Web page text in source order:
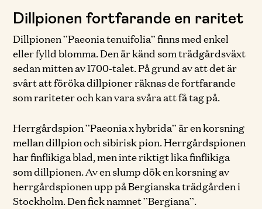
Dillpionen fortfarande en raritet
Dillpionen ”Paeonia tenuifolia” finns med enkel
eller fylld blomma. Den är känd som trädgårdsväxt
sedan mitten av 1700-talet. På grund av att det är
svårt att föröka dillpioner räknas de fortfarande
som rariteter och kan vara svåra att få tag på.
Herrgårdspion ”Paeonia x hybrida” är en korsning
mellan dillpion och sibirisk pion. Herrgårdspionen
har finflikiga blad, men inte riktigt lika finflikiga
som dillpionen. Av en slump dök en korsning av
herrgårdspionen upp på Bergianska trädgården i
Stockholm. Den fick namnet ”Bergiana”.